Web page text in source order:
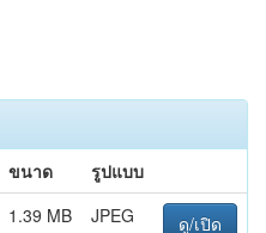
ขนาด
รูปแบบ
1.39 MB JPEG ดู/เปิด